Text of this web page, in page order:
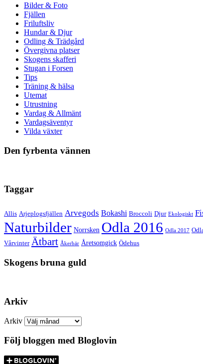
Bilder & Foto
Fjällen
Friluftsliv
Hundar & Djur
Odling & Trädgård
Övergivna platser
Skogens skafferi
Stugan i Forsen
Tips
Träning & hälsa
Utemat
Utrustning
Vardag & Allmänt
Vardagsäventyr
Vilda växter
Den fyrbenta vännen
Taggar
Allis Arjeplogsfjällen Arvegods Bokashi Broccoli Djur Ekologiskt
Naturbilder Norrsken Odla 2016 Odla 2017
Vårvinter Ätbart Åkerbär Åretsomgick Ödehus
Skogens bruna guld
Arkiv
Arkiv
Följ bloggen med Bloglovin